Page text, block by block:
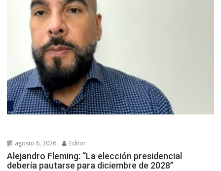
agosto 6, 2026 Editor
Alejandro Fleming: “La elección presidencial
debería pautarse para diciembre de 2028”